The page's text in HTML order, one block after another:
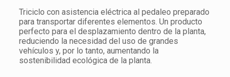
Triciclo con asistencia eléctrica al pedaleo preparado
para transportar diferentes elementos. Un producto
perfecto para el desplazamiento dentro de la planta,
reduciendo la necesidad del uso de grandes
vehículos y, por lo tanto, aumentando la
sostenibilidad ecológica de la planta.